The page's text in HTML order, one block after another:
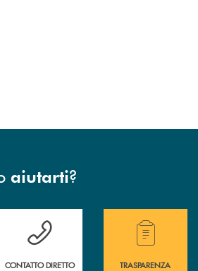
aiutarti?
delle filiali della Banca.
Hai bisogno di assistenza immediata?
CONTATTO DIRETTO
Hai bisogno di
TRASPARENZA